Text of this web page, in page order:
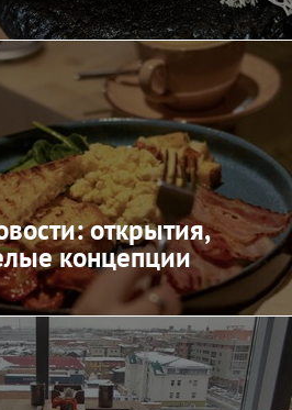
открытия,
концепции